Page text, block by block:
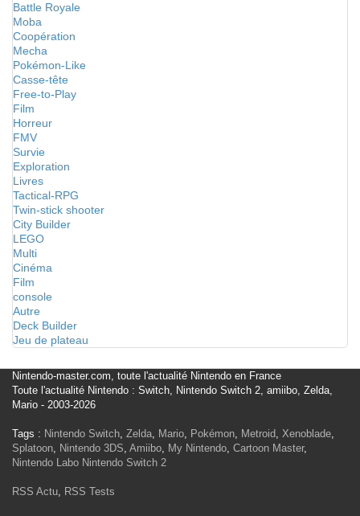
Battle Royale
Moba
Coopération
Mecha
Pokémon-Like
Casse-tête
Free-to-Play
Film
Horreur
FMV
Survie
Exploration
Livres
Tactical-RPG
Twin-stick shooter
City Builder
LEGO
Multi
Cinéma
Film
console
Autre
Deck Builder
Jeu de plateau
Nintendo-master.com, toute l'actualité Nintendo en France
Toute l'actualité Nintendo : Switch, Nintendo Switch 2, amiibo, Zelda,
Mario - 2003-2026
Tags : Nintendo Switch, Zelda, Mario, Pokémon, Metroid, Xenoblade,
Splatoon, Nintendo 3DS, Amiibo, My Nintendo, Cartoon Master,
Nintendo Labo Nintendo Switch 2
RSS Actu, RSS Tests